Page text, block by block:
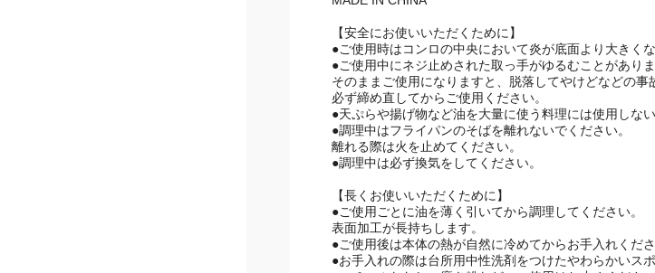
【安全にお使いいただくために】
●ご使用時はコンロの中央において炎が底面より大きく
●ご使用中にネジ止めされた取っ手がゆるむことがあり
そのままご使用になりますと、脱落してやけどなどの事
必ず締め直してからご使用ください。
●天ぷらや揚げ物など油を大量に使う料理には使用しない
●調理中はフライパンのそばを離れないでください。
離れる際は火を止めてください。
【長くお使いいただくために】
●ご使用ごとに油を薄く引いてから調理してください。
表面加工が長持ちします。
●ご使用後は本体の熱が自然に冷めてからお手入れくだ